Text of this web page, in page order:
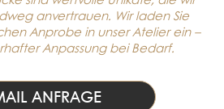
anvertrauen. Wir laden Sie
Anprobe in unser Atelier ein –
Anpassung bei Bedarf.
ANFRAGE